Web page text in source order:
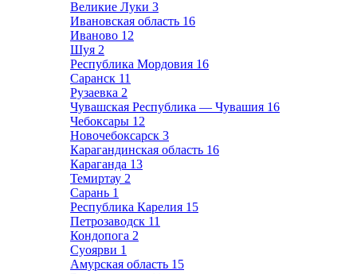
Великие Луки 3
Ивановская область 16
Иваново 12
Шуя 2
Республика Мордовия 16
Саранск 11
Рузаевка 2
Чувашская Республика — Чувашия 16
Чебоксары 12
Новочебоксарск 3
Карагандинская область 16
Караганда 13
Темиртау 2
Сарань 1
Республика Карелия 15
Петрозаводск 11
Кондопога 2
Суоярви 1
Амурская область 15